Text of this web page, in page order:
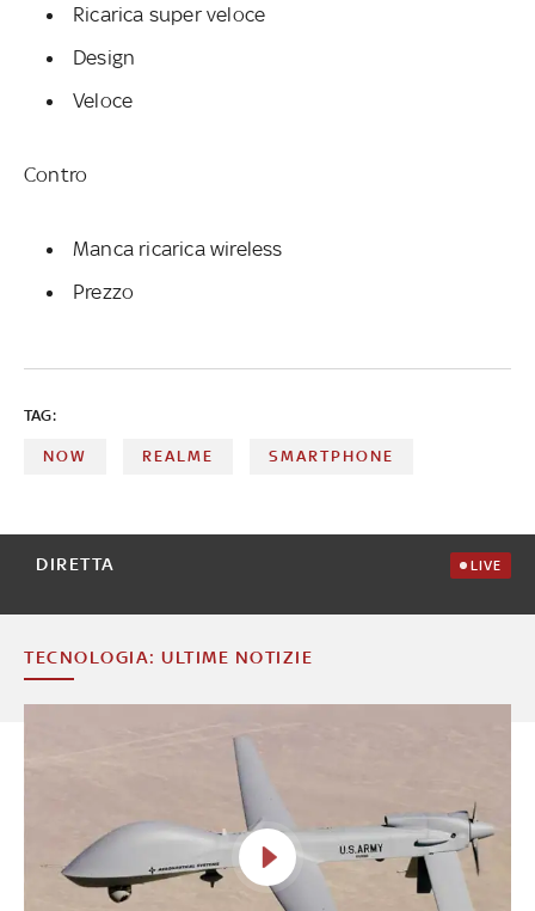
Ricarica super veloce
Design
Veloce
Contro
Manca ricarica wireless
Prezzo
TAG:
NOW REALME SMARTPHONE
DIRETTA LIVE
TECNOLOGIA: ULTIME NOTIZIE